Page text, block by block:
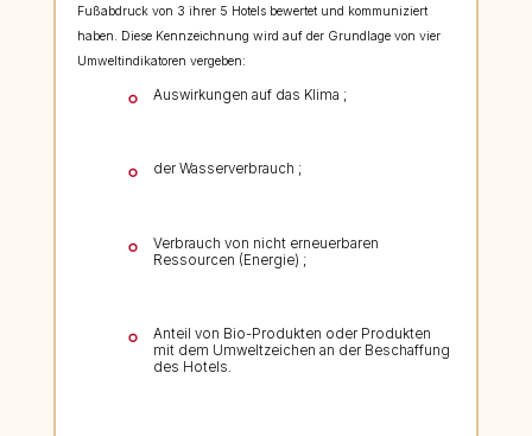
Fußabdruck von 3 ihrer 5 Hotels bewertet und kommuniziert
haben. Diese Kennzeichnung wird auf der Grundlage von vier
Umweltindikatoren vergeben:
Auswirkungen auf das Klima ;
der Wasserverbrauch ;
Verbrauch von nicht erneuerbaren
Ressourcen (Energie) ;
Anteil von Bio-Produkten oder Produkten
mit dem Umweltzeichen an der Beschaffung
des Hotels.